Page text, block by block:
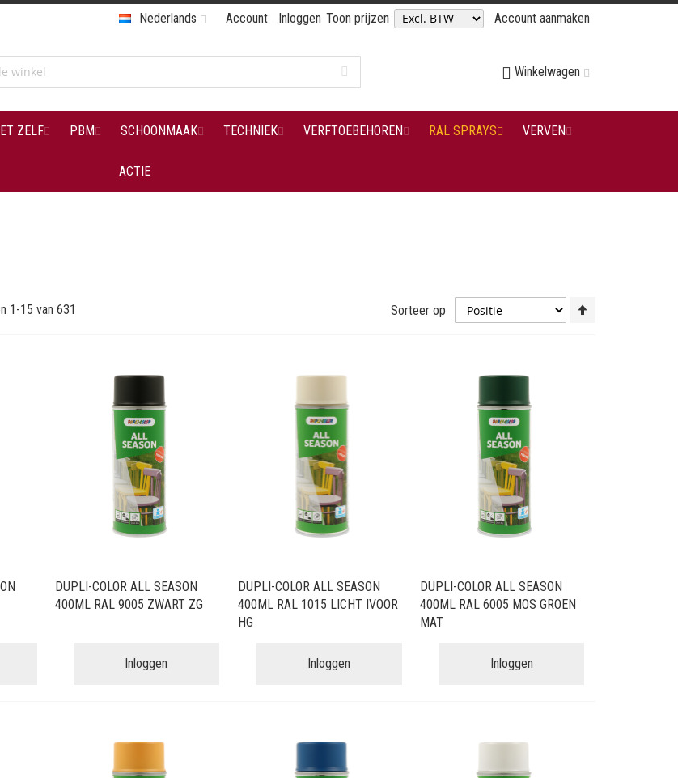
Account Inloggen Toon prijzen Account aanmaken
Nederlands
Winkelwagen
ZELF PBM SCHOONMAAK TECHNIEK VERFTOEBEHOREN RAL SPRAYS VERVEN
ACTIE
1 -15 van 631 Sorteer op
DUPLI-COLOR ALL SEASON
400ML RAL 9005 ZWART ZG
Inloggen
DUPLI-COLOR ALL SEASON
400ML RAL 1015 LICHT IVOOR
HG
Inloggen
DUPLI-COLOR ALL SEASON
400ML RAL 6005 MOS GROEN
MAT
Inloggen